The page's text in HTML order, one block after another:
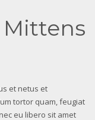
Mittens
et netus et
tortor quam, feugiat
eu libero sit amet